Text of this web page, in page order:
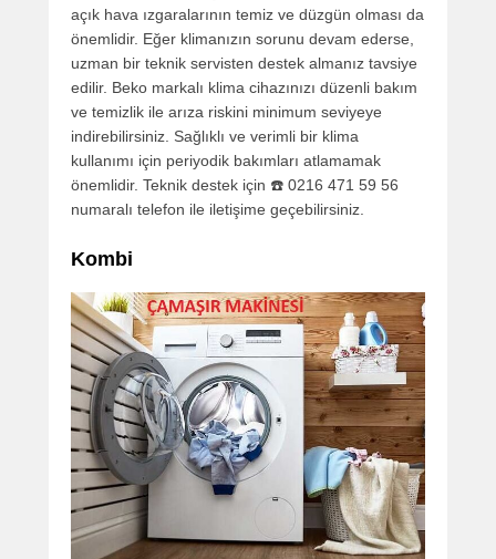
açık hava ızgaralarının temiz ve düzgün olması da
önemlidir. Eğer klimanızın sorunu devam ederse,
uzman bir teknik servisten destek almanız tavsiye
edilir. Beko markalı klima cihazınızı düzenli bakım
ve temizlik ile arıza riskini minimum seviyeye
indirebilirsiniz. Sağlıklı ve verimli bir klima
kullanımı için periyodik bakımları atlamamak
önemlidir. Teknik destek için ☎️ 0216 471 59 56
numaralı telefon ile iletişime geçebilirsiniz.
Kombi